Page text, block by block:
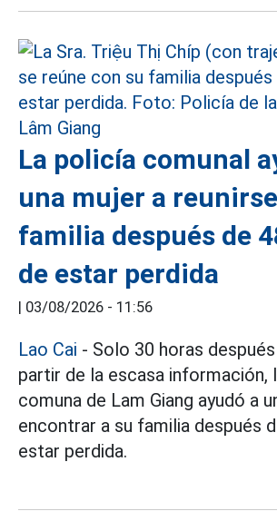
La policía comunal
una mujer a
familia después de
de estar perdida
03/08/2026 - 11:56
Lao Cai - Solo 30 horas
partir de la escasa información,
comuna de Lam Giang ayudó a
encontrar a su familia después
estar perdida.